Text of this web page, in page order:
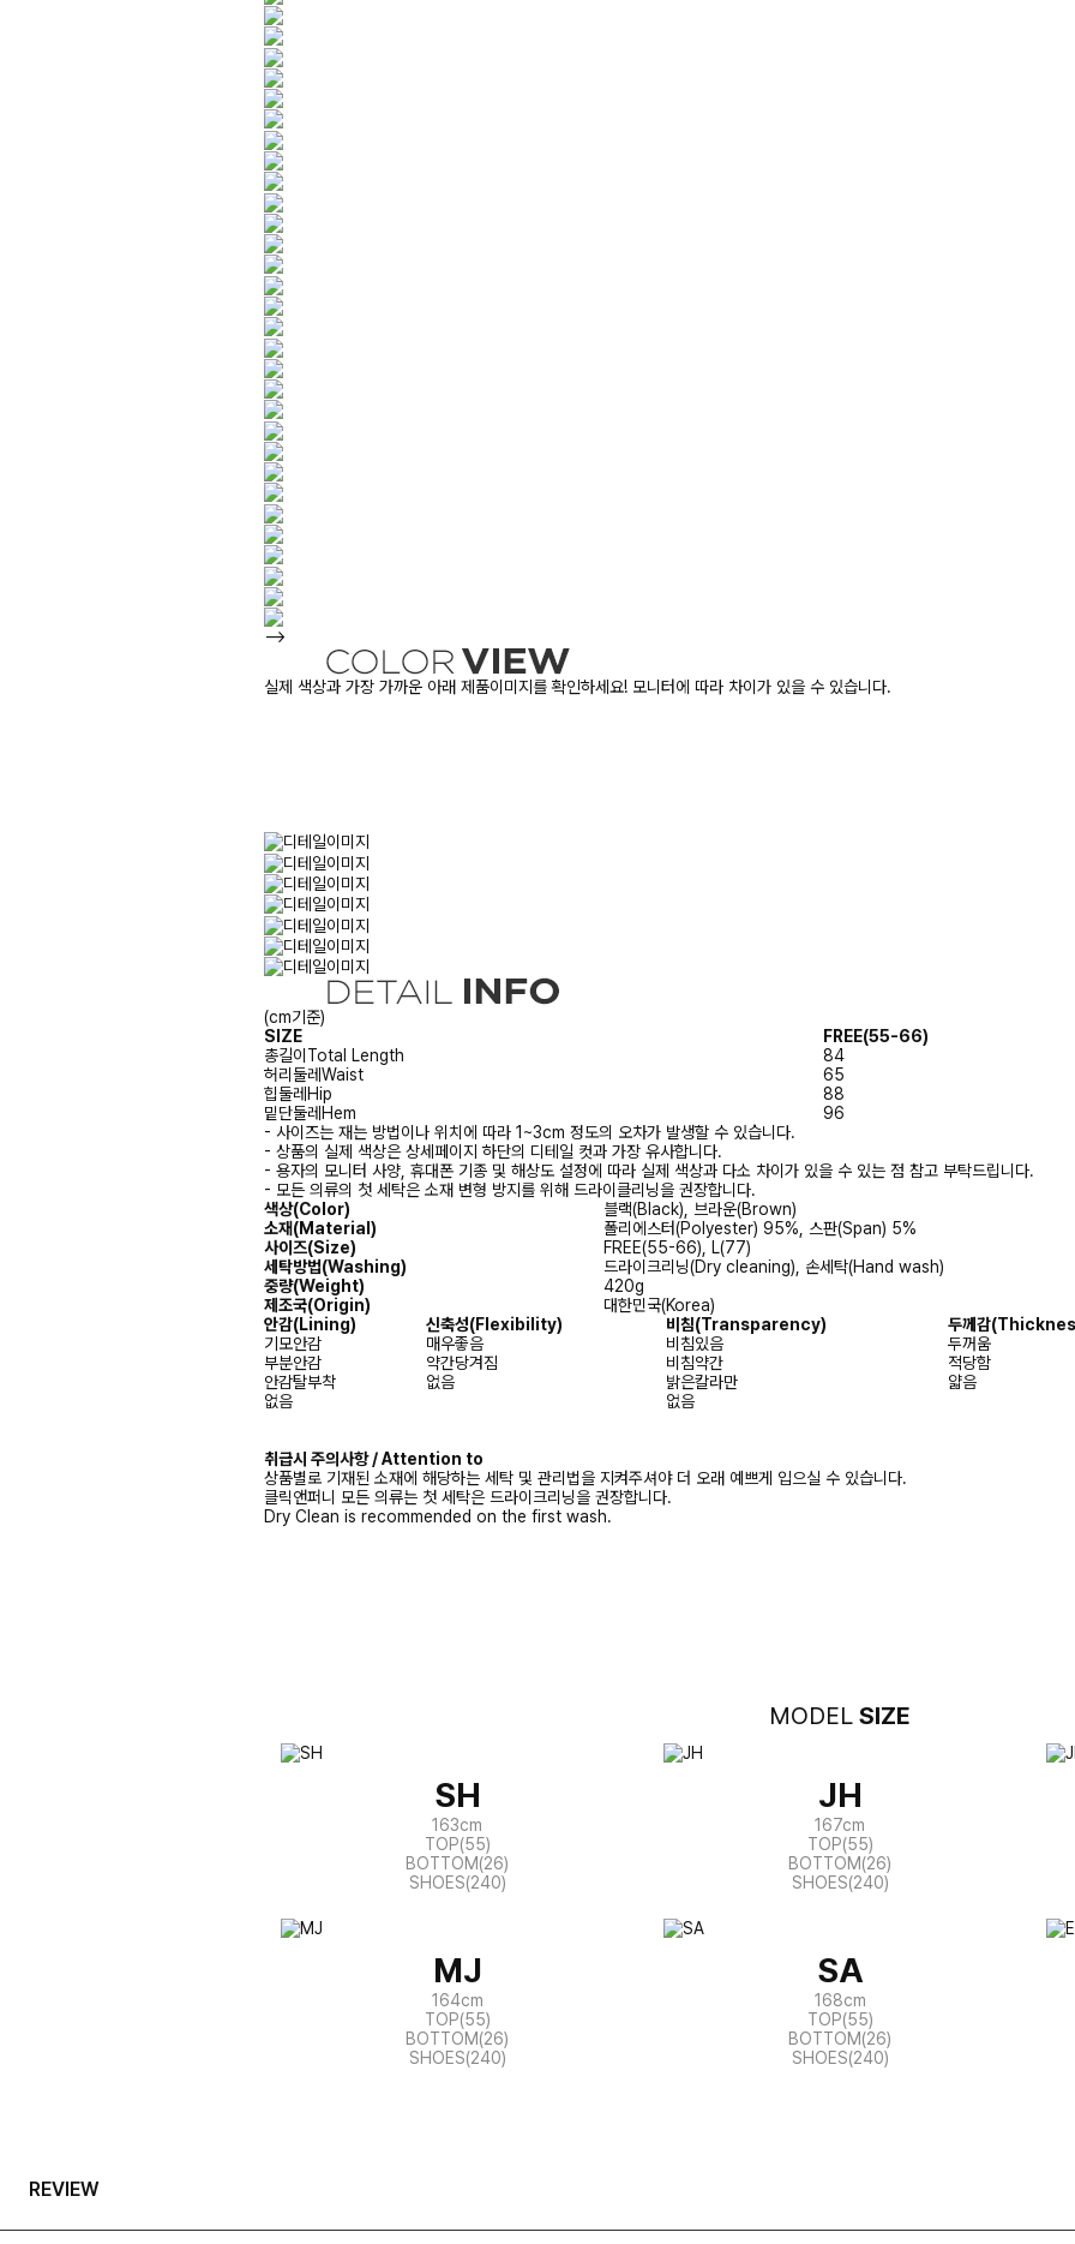
-->
실제 색상과 가장 가까운 아래 제품이미지를 확인하세요! 모니터에 따라 차이가 있을 수 있습니다.
(cm기준)
SIZE
FREE(55-66)
총길이 Total Length
84
허리둘레Waist
65
힙둘레 Hip
88
밑단둘레 Hem
96
- 사이즈는 재는 방법이나 위치에 따라 1~3cm 정도의 오차가 발생할 수 있습니다.
- 상품의 실제 색상은 상세페이지 하단의 디테일 컷과 가장 유사합니다.
- 용자의 모니터 사양, 휴대폰 기종 및 해상도 설정에 따라 실제 색상과 다소 차이가 있을 수 있는 점 참고 부탁드립니다.
- 모든 의류의 첫 세탁은 소재 변형 방지를 위해 드라이클리닝을 권장합니다.
색상(Color)
블랙(Black), 브라운(Brown)
소재(Material)
폴리에스터(Polyester) 95%, 스판(Span) 5%
사이즈(Size)
FREE(55-66), L(77)
세탁방법(Washing)
드라이크리닝(Dry cleaning), 손세탁(Hand wash)
중량(Weight)
420g
제조국(Origin)
대한민국(Korea)
안감(Lining)
신축성(Flexibility) 비침(Transparency)
두께감
기모안감
매우좋음 비침있음
두꺼움
부분안감
약간당겨짐 비침약간
적당함
안감탈부착
없음 밝은칼라만
얇음
없음
없음
취급시 주의사항 / Attention to
상품별로 기재된 소재에 해당하는 세탁 및 관리법을 지켜주셔야 더 오래 예쁘게 입으실 수 있습니다.
클릭앤퍼니 모든 의류는 첫 세탁은 드라이크리닝을 권장합니다.
Dry Clean is recommended on the first wash.
MODEL SIZE
SH
163cm
TOP(55)
BOTTOM(26)
SHOES(240)
JH
167cm
TOP(55)
BOTTOM(26)
SHOES(240)
MJ
164cm
TOP(55)
BOTTOM(26)
SHOES(240)
SA
168cm
TOP(55)
BOTTOM(26)
SHOES(240)
REVIEW